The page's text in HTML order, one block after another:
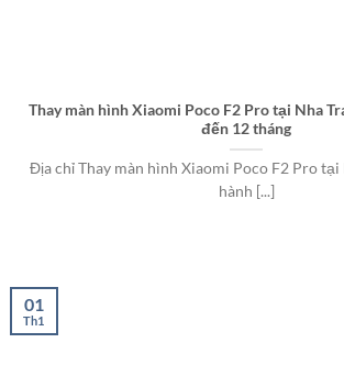
Thay màn hình Xiaomi Poco F2 Pro tại Nha
đến 12 tháng
Địa chỉ Thay màn hình Xiaomi Poco F2 Pro tại
hành [...]
01
Th1